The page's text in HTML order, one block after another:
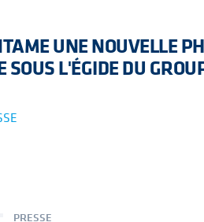
UNE NOUVELLE
SOUS L'ÉGIDE DU
PRESSE